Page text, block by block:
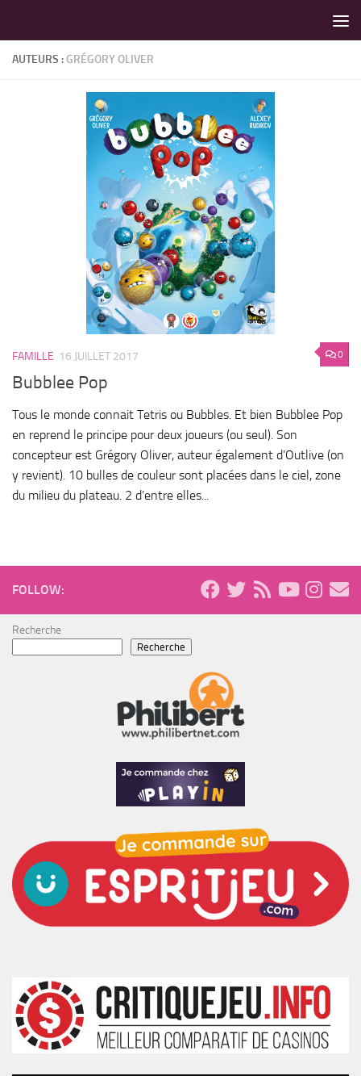
AUTEURS : GRÉGORY OLIVER
0
FAMILLE 16 JUILLET 2017
Bubblee Pop
Tous le monde connait Tetris ou Bubbles. Et bien Bubblee Pop
en reprend le principe pour deux joueurs (ou seul). Son
concepteur est Grégory Oliver, auteur également d’Outlive (on
y revient). 10 bulles de couleur sont placées dans le ciel, zone
du milieu du plateau. 2 d’entre elles...
FOLLOW:
Recherche
Recherche